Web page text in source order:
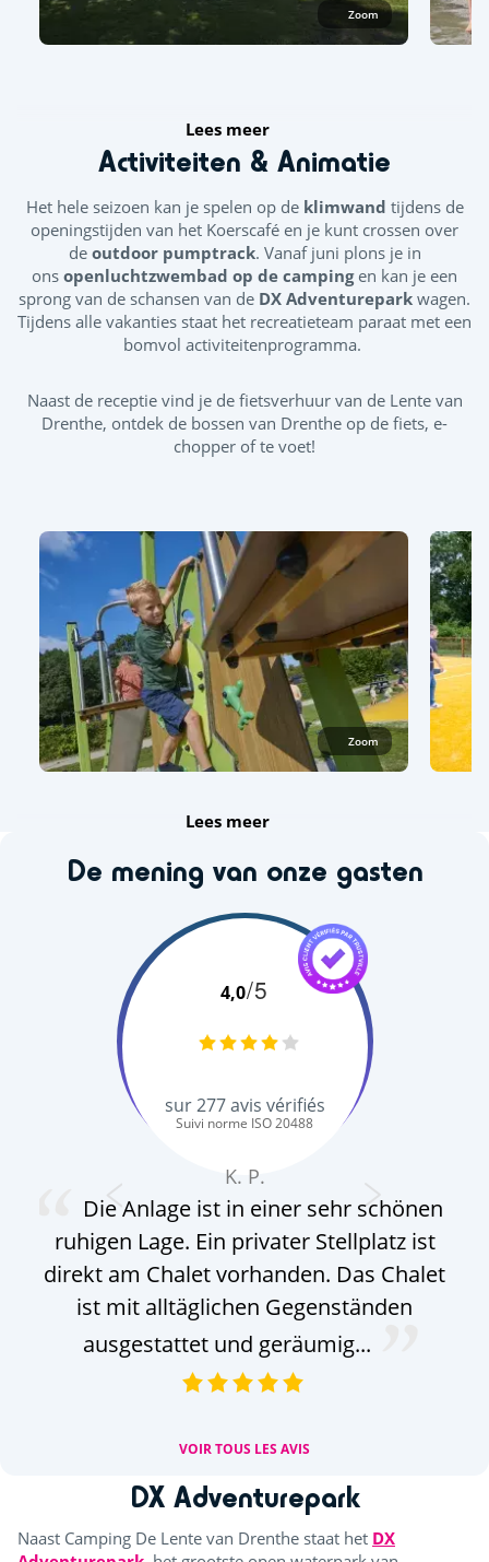
Zoom
Lees meer
Activiteiten & Animatie
Het hele seizoen kan je spelen op de klimwand tijdens de
openingstijden van het Koerscafé en je kunt crossen over
de outdoor pumptrack. Vanaf juni plons je in
ons openluchtzwembad op de campingen kan je een
sprong van de schansen van de DX Adventurepark wagen.
Tijdens alle vakanties staat het recreatieteam paraat met een
bomvol activiteitenprogramma.
Naast de receptie vind je de fietsverhuur van de Lente van
Drenthe, ontdek de bossen van Drenthe op de fiets, e-
chopper of te voet!
Zoom
Lees meer
De mening van onze gasten
4,0/5
sur277avis vérifiés
Suivi norme ISO 20488
K. P.
Die Anlage ist in einer sehr schönen
ruhigen Lage. Ein privater Stellplatz ist
direkt am Chalet vorhanden. Das Chalet
ist mit alltäglichen Gegenständen
ausgestattet und geräumig...
VOIR TOUS LES AVIS
DX Adventurepark
Naast Camping De Lente van Drenthe staat het DX